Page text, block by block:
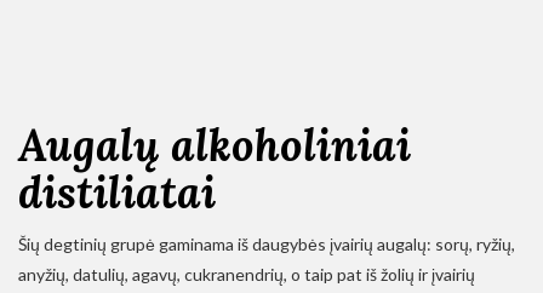
Augalų alkoholiniai
distiliatai
Šių degtinių grupė gaminama iš daugybės įvairių augalų: sorų, ryžių,
anyžių, datulių, agavų, cukranendrių, o taip pat iš žolių ir įvairių